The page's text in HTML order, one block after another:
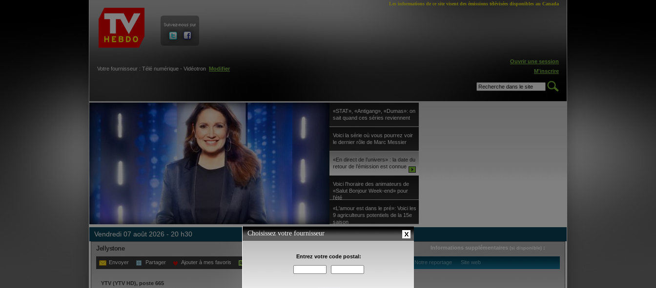
Les informations de ce site visent des émissions télévisées disponibles au Canada
Votre fournisseur : Télé numérique - Vidéotron Modifier
Ouvrir une session
M'inscrire
«STAT», «Antigang», «Dumas»: on
sait quand ces séries reviennent
Voici la série où vous pourrez voir
le dernier rôle de Marc Messier
«En direct de l’univers» : la date du
retour de l’émission est connue
Voici l'horaire des animateurs de
«Salut Bonjour Week-end» pour
l'été
«L'amour est dans le pré»: Voici les
9 agriculteurs potentiels de la 15e
saison
vendredi 07 août 2026 - 20 h30
Jellystone Informations supplémentaires (si disponible) :
Envoyer Partager Ajouter à mes favoris Notre reportage Site web
YTV (YTV HD), poste 665